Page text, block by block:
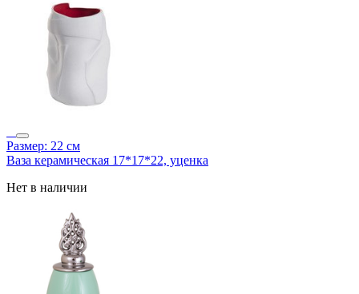
Размер: 22 см
Ваза керамическая 17*17*22, уценка
Нет в наличии